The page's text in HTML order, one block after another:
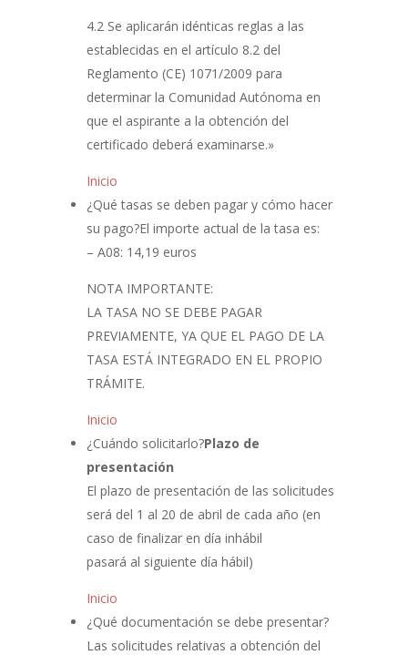
4.2 Se aplicarán idénticas reglas a las
establecidas en el artículo 8.2 del
Reglamento (CE) 1071/2009 para
determinar la Comunidad Autónoma en
que el aspirante a la obtención del
certificado deberá examinarse.»
Inicio
¿Qué tasas se deben pagar y cómo hacer
su pago?El importe actual de la tasa es:
– A08: 14,19 euros
NOTA IMPORTANTE:
LA TASA NO SE DEBE PAGAR
PREVIAMENTE, YA QUE EL PAGO DE LA
TASA ESTÁ INTEGRADO EN EL PROPIO
TRÁMITE.
Inicio
¿Cuándo solicitarlo?Plazo de
presentación
El plazo de presentación de las solicitudes
será del 1 al 20 de abril de cada año (en
caso de finalizar en día inhábil
pasará al siguiente día hábil)
Inicio
¿Qué documentación se debe presentar?
Las solicitudes relativas a obtención del